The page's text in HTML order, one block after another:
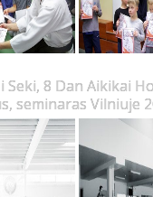
Seki, 8 Dan Aikikai
seminaras Vilniuje